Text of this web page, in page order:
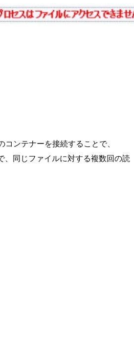
ンテナーを接続することで、
、同じファイルに対する複数回の読